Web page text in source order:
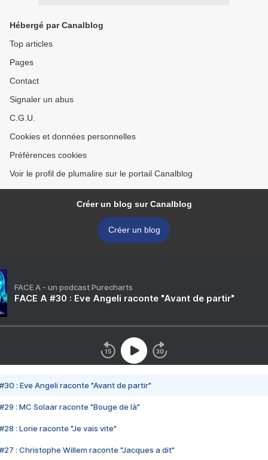
Hébergé par Canalblog
Top articles
Pages
Contact
Signaler un abus
C.G.U.
Cookies et données personnelles
Préférences cookies
Voir le profil de plumalire sur le portail Canalblog
Créer un blog sur Canalblog
Créer un blog
FACE A - un podcast Purecharts
FACE A #30 : Eve Angeli raconte "Avant de partir"
#30 : Eve Angeli raconte "Avant de partir"
#29 : MC Solaar raconte "Bouge de là"
#28 : Lorie raconte "Je vais vite"
#27 : Christophe Willem raconte "Jacques a dit"